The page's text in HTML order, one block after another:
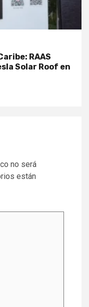
RAAS
Solar Roof en
no será
están